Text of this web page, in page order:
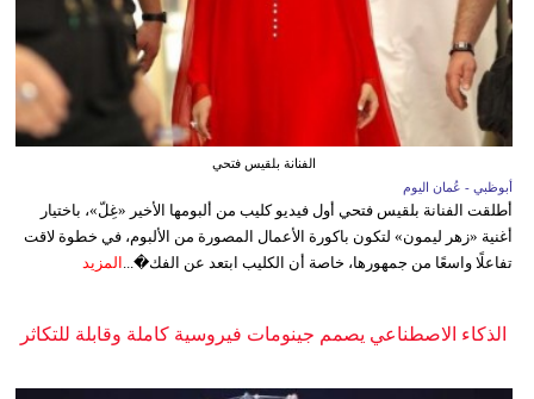
الفنانة بلقيس فتحي
أبوظبي - عُمان اليوم
أطلقت الفنانة بلقيس فتحي أول فيديو كليب من ألبومها الأخير «غِلّ»، باختيار
أغنية «زهر ليمون» لتكون باكورة الأعمال المصورة من الألبوم، في خطوة لاقت
تفاعلًا واسعًا من جمهورها، خاصة أن الكليب ابتعد عن الفك�... المزيد
الذكاء الاصطناعي يصمم جينومات فيروسية كاملة وقابلة للتكاثر